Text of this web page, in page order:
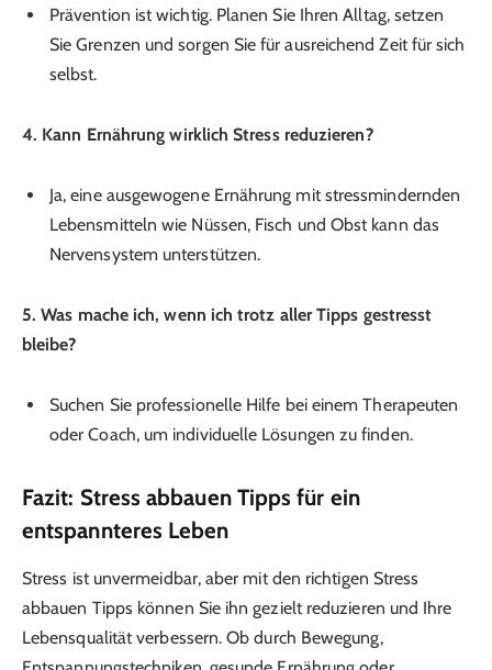
Prävention ist wichtig. Planen Sie Ihren Alltag, setzen
Sie Grenzen und sorgen Sie für ausreichend Zeit für sich
selbst.
4. Kann Ernährung wirklich Stress reduzieren?
Ja, eine ausgewogene Ernährung mit stressmindernden
Lebensmitteln wie Nüssen, Fisch und Obst kann das
Nervensystem unterstützen.
5. Was mache ich, wenn ich trotz aller Tipps gestresst
bleibe?
Suchen Sie professionelle Hilfe bei einem Therapeuten
oder Coach, um individuelle Lösungen zu finden.
Fazit: Stress abbauen Tipps für ein
entspannteres Leben
Stress ist unvermeidbar, aber mit den richtigen Stress
abbauen Tipps können Sie ihn gezielt reduzieren und Ihre
Lebensqualität verbessern. Ob durch Bewegung,